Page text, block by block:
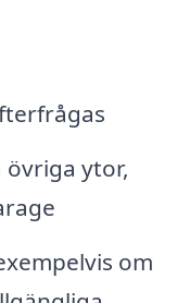
övriga ytor,
om